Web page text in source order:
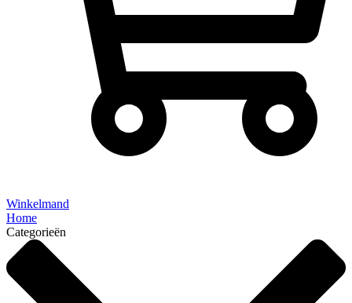
Winkelmand
Home
Categorieën